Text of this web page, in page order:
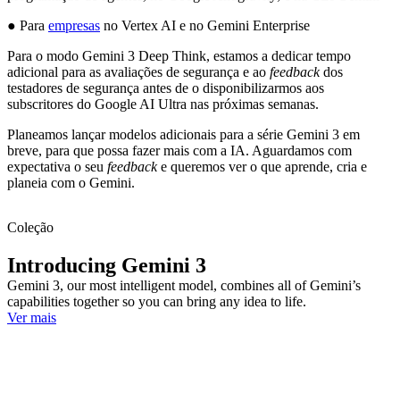
● Para empresas no Vertex AI e no Gemini Enterprise
Para o modo Gemini 3 Deep Think, estamos a dedicar tempo
adicional para as avaliações de segurança e ao feedbackdos
testadores de segurança antes de o disponibilizarmos aos
subscritores do Google AI Ultra nas próximas semanas.
Planeamos lançar modelos adicionais para a série Gemini 3 em
breve, para que possa fazer mais com a IA. Aguardamos com
expectativa o seu feedbacke queremos ver o que aprende, cria e
planeia com o Gemini.
Coleção
Introducing Gemini 3
Gemini 3, our most intelligent model, combines all of Gemini’s
capabilities together so you can bring any idea to life.
Ver mais